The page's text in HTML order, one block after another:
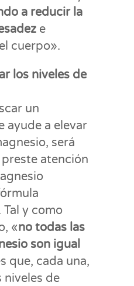
a reducir la
e
cuerpo».
los niveles de
un
ayude a elevar
será
atención
y como
«no todas las
son igual
que, cada una,
niveles de